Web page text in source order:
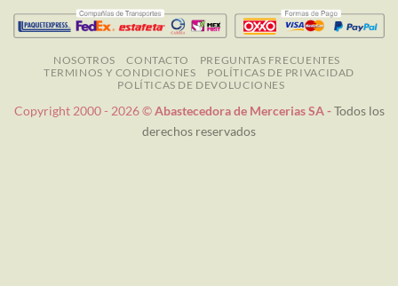
NOSOTROS CONTACTO
PREGUNTAS FRECUENTES
TERMINOS Y CONDICIONES
POLÍTICAS DE PRIVACIDAD
POLÍTICAS DE DEVOLUCIONES
Copyright 2000 - 2026 ©Abastecedora de Mercerias SA -Todos los
derechos reservados